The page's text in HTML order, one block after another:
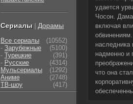
удается
Чосон.
включая
надменно и
что она
Сериалы Дорамы
Все сериалы
(10552)
- Зарубежные
(5100)
- Турецкие
(391)
- Русские
(4314)
Мульсериалы
(1292)
Аниме
(2748)
ТВ-шоу
(417)